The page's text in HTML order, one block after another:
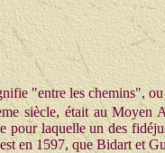
"entre les chemins",
siècle, était au Moyen
pour laquelle un des
en 1597, que Bidart et